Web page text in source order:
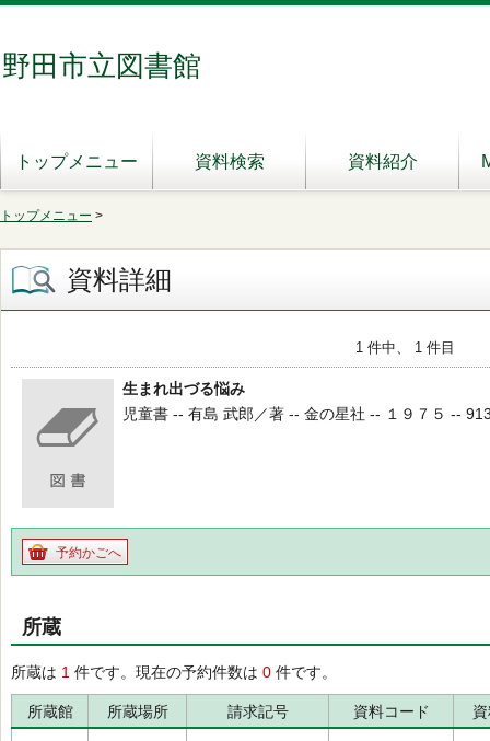
野田市立図書館
トップメニュー 資料検索 資料紹介
トップメニュー >
資料詳細
1 件中、 1 件目
生まれ出づる悩み
児童書 -- 有島 武郎／著 -- 金の星社 -- １９７５ --
予約かごへ
所蔵
所蔵は 1 件です。現在の予約件数は 0 件です。
所蔵館 所蔵場所 請求記号 資料コード